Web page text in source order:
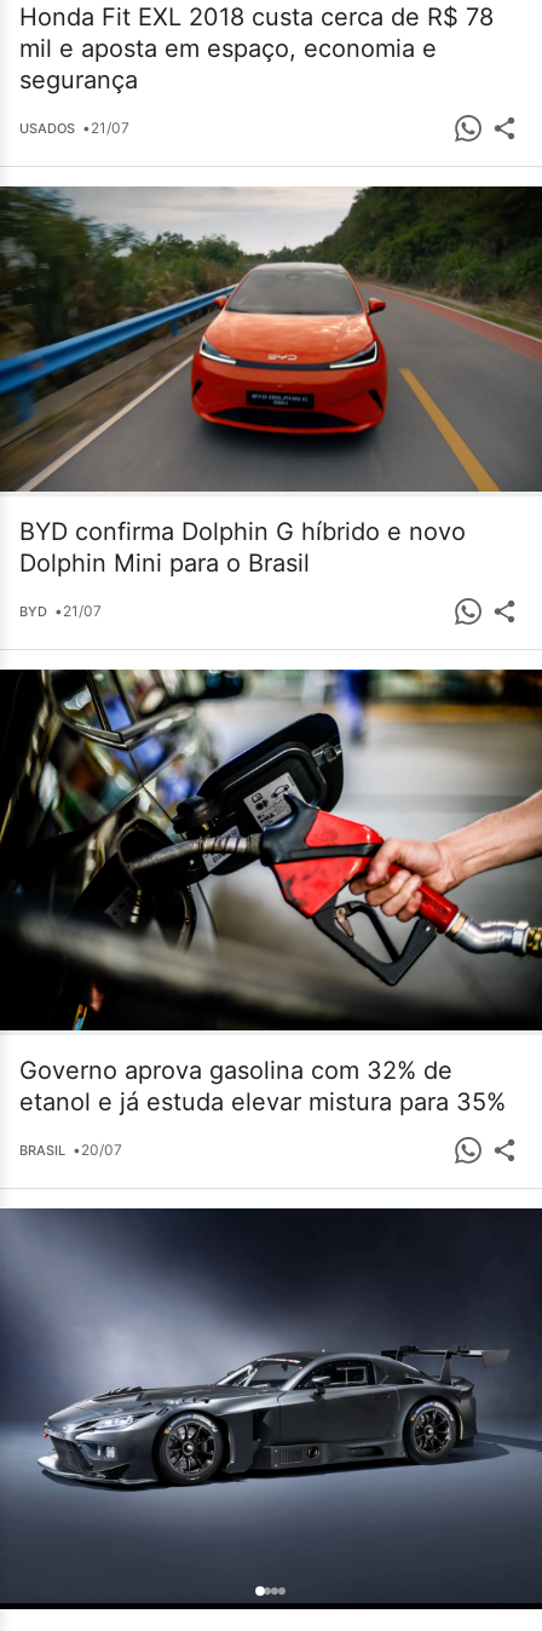
Honda Fit EXL 2018 custa cerca de R$ 78
mil e aposta em espaço, economia e
segurança
USADOS •21/07
BYD confirma Dolphin G híbrido e novo
Dolphin Mini para o Brasil
BYD •21/07
Governo aprova gasolina com 32% de
etanol e já estuda elevar mistura para 35%
BRASIL •20/07